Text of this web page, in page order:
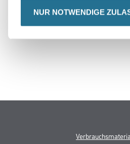
NUR NOTWENDIGE
Erkunden Sie